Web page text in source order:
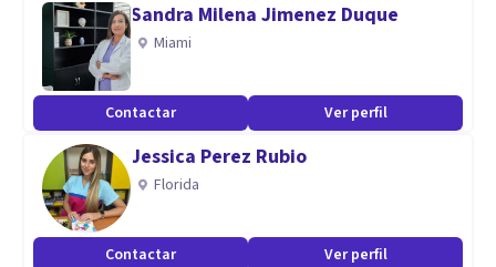
Sandra Milena Jimenez Duque
Miami
Contactar Ver perfil
Jessica Perez Rubio
Florida
Contactar Ver perfil